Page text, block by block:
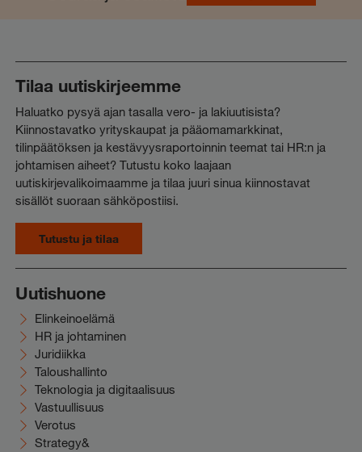
Tilaa uutiskirjeemme
Haluatko pysyä ajan tasalla vero- ja lakiuutisista?
Kiinnostavatko yrityskaupat ja pääomamarkkinat,
tilinpäätöksen ja kestävyysraportoinnin teemat tai HR:n ja
johtamisen aiheet? Tutustu koko laajaan
uutiskirjevalikoimaamme ja tilaa juuri sinua kiinnostavat
sisällöt suoraan sähköpostiisi.
Tutustu ja tilaa
Uutishuone
Elinkeinoelämä
HR ja johtaminen
Juridiikka
Taloushallinto
Teknologia ja digitaalisuus
Vastuullisuus
Verotus
Strategy&